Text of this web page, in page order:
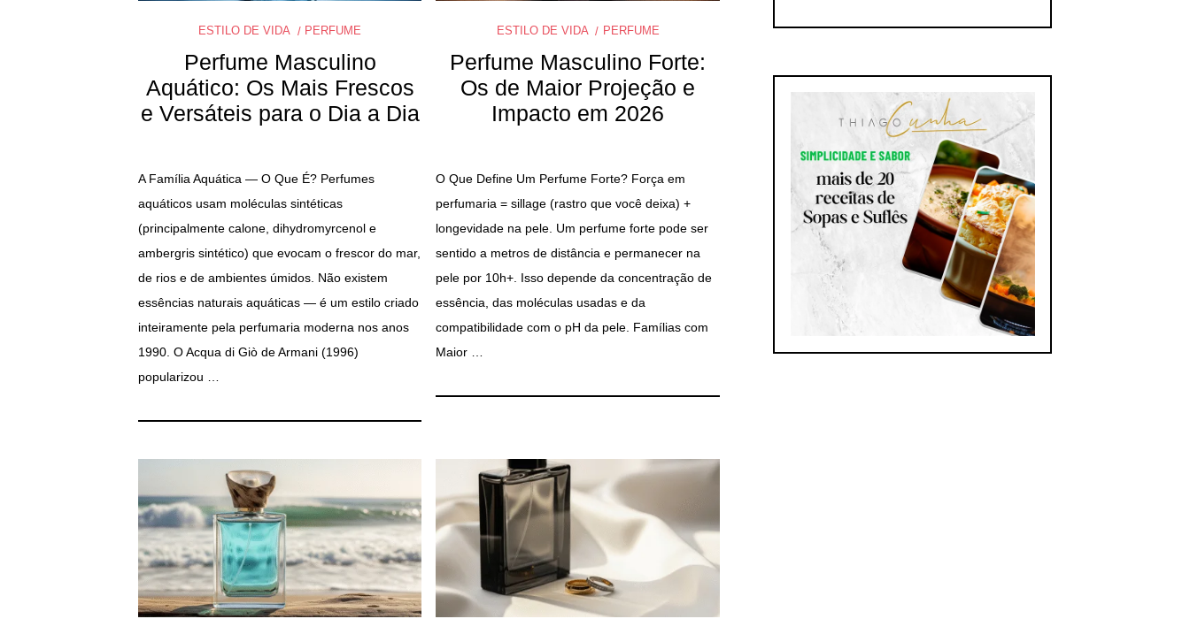
ESTILO DE VIDA PERFUME
Perfume Masculino
Aquático: Os Mais Frescos
e Versáteis para o Dia a Dia
A Família Aquática — O Que É? Perfumes
aquáticos usam moléculas sintéticas
(principalmente calone, dihydromyrcenol e
ambergris sintético) que evocam o frescor do mar,
de rios e de ambientes úmidos. Não existem
essências naturais aquáticas — é um estilo criado
inteiramente pela perfumaria moderna nos anos
1990. O Acqua di Giò de Armani (1996)
popularizou …
ESTILO DE VIDA PERFUME
Perfume Masculino Forte:
Os de Maior Projeção e
Impacto em 2026
O Que Define Um Perfume Forte? Força em
perfumaria = sillage (rastro que você deixa) +
longevidade na pele. Um perfume forte pode ser
sentido a metros de distância e permanecer na
pele por 10h+. Isso depende da concentração de
essência, das moléculas usadas e da
compatibilidade com o pH da pele. Famílias com
Maior …